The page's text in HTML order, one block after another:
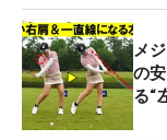
メ
の
る“